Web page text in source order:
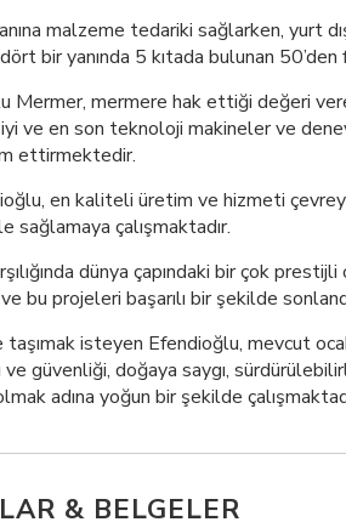
malzeme tedariki sağlarken, yurt
bir yanında 5 kıtada bulunan
Mermer, mermere hak ettiği değeri
iyi ve en son teknoloji makineler ve
ettirmektedir.
en kaliteli üretim ve hizmeti
sağlamaya çalışmaktadır.
dünya çapındaki bir çok
bu projeleri başarılı bir şekilde
isteyen Efendioğlu, mevcut
güvenliği, doğaya saygı,
adına yoğun bir şekilde
& BELGELER